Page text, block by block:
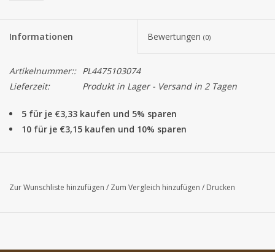
Informationen Bewertungen (0)
Artikelnummer:: PL4475103074
Lieferzeit:
Produkt in Lager - Versand in 2 Tagen
5 für je €3,33 kaufen und 5% sparen
10 für je €3,15 kaufen und 10% sparen
Zur Wunschliste hinzufügen / Zum Vergleich hinzufügen / Drucken